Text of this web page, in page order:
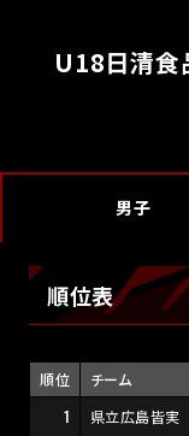
U18日清食
男子
順位表
順位 チーム
1
県立広島皆実